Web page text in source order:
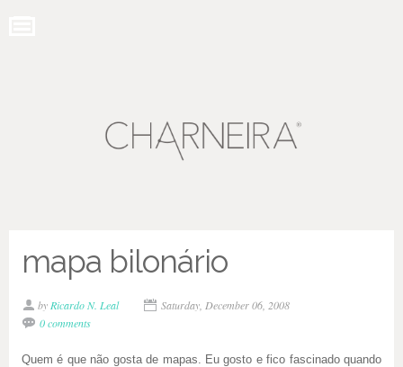
mapa bilonário
by Ricardo N. Leal
Saturday, December 06, 2008
0 comments
Quem é que não gosta de mapas. Eu gosto e fico fascinado quando